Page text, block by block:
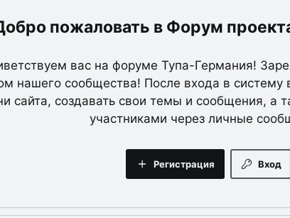
Форум
вас на форуме Тупа-Германия!
нашего сообщества! После входа в систему
сайта, создавать свои темы и сообщения, а
участниками через личные
Вход
Регистрация